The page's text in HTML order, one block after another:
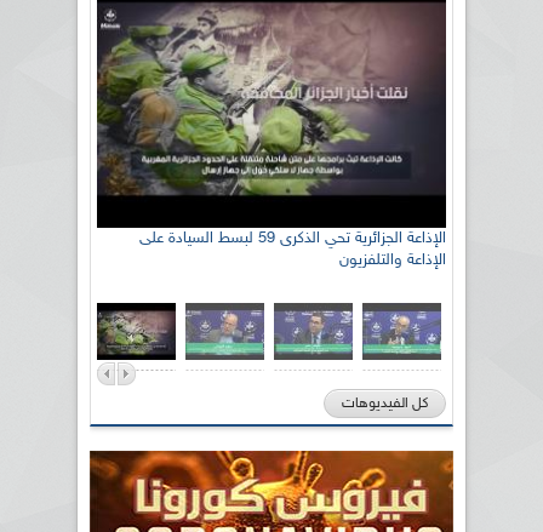
الإذاعة الجزائرية تحي الذكرى 59 لبسط السيادة على
الإذاعة والتلفزيون
رئيس اللجنة الوطنية الجزائرية للتضامن مع الشعب
الصحراوي السيد سعيد العياشي
كل الفيديوهات